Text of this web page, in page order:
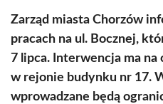
Zarząd miasta Chorzów
pracach na ul. Bocznej,
7 lipca. Interwencja ma na
w rejonie budynku nr 17.
wprowadzane będą